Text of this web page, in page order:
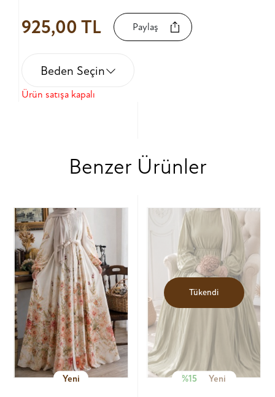
925,00 TL Paylaş
Beden Seçin
Ürün satışa kapalı
Benzer Ürünler
Yeni
Tükendi
%15 Yeni